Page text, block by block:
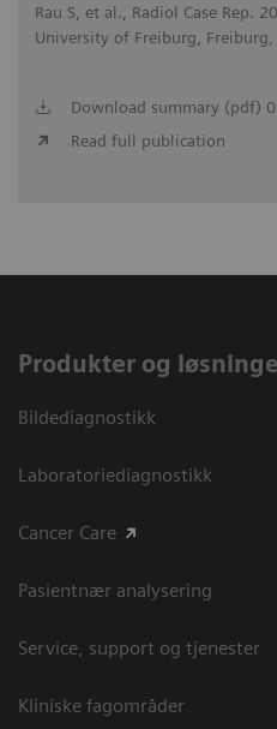
Rau S, et al., Radiol Case Rep.
University of Freiburg, Freiburg,
Download summary (pdf)
Read full publication
Produkter og
Bildediagnostikk
Laboratoriediagnostikk
Cancer Care
Pasientnær analysering
Service, support og tjenester
Kliniske fagområder